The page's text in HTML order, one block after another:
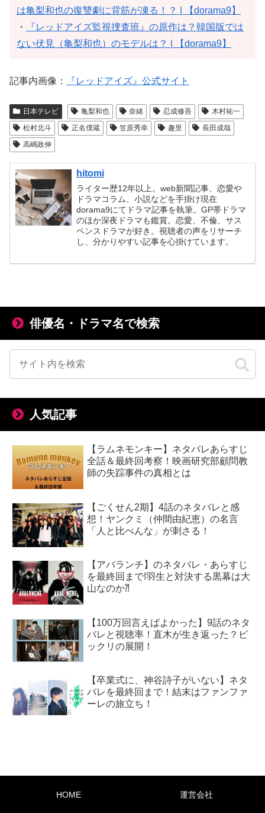
は亀梨和也の復讐劇に背筋が凍る！？ | 【dorama9】
・
『レッドアイズ監視捜査班』の原作は？韓国版では
ない伏見（亀梨和也）のモデルは？ | 【dorama9】
記事内画像： 『レッドアイズ』公式サイト
日本テレビ 亀梨和也 奈緒 忍成修吾
木村祐一
松村北斗
正名僕蔵 笠原秀幸 趣里
長田成哉
高嶋政伸
hitomi
ライター歴12年以上。web新聞記事、恋愛や
ドラマコラム、小説などを手掛け現在
dorama9にてドラマ記事を執筆。GP帯ドラマ
のほか深夜ドラマも鑑賞。恋愛、不倫、サス
ペンスドラマが好き。視聴者の声をリサーチ
し、分かりやすい記事を心掛けています。
俳優名・ドラマ名で検索
人気記事
【ラムネモンキー】ネタバレあらすじ
全話＆最終回考察！映画研究部顧問教
師の失踪事件の真相とは
【ごくせん2期】4話のネタバレと感
想！ヤンクミ（仲間由紀恵）の名言
「人と比べんな」が刺さる！
【アバランチ】のネタバレ・あらすじ
を最終回まで!羽生と対決する黒幕は大
山なのか⁈
【100万回言えばよかった】9話のネタ
バレと視聴率！直木が生き返った？ビ
ックリの展開！
【卒業式に、神谷詩子がいない】ネタ
バレを最終回まで！結末はファンファ
ーレの旅立ち！
HOME 運営会社